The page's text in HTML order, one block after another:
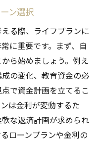
ン選択
る際、ライフプランに
に重要です。まず、自
ら始めましょう。例え
の変化、教育資金の必
で資金計画を立てるこ
は金利が変動するた
な返済計画が求められ
ローンプランや金利の